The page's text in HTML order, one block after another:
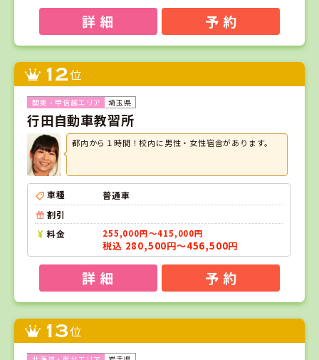
詳 細 予 約
12位
埼玉県
行田自動車教習所
都内から１時間！校内に男性・女性宿舎があります。
車種
普通車
割引
料金
255,000円～415,000円
税込 280,500円～456,500円
詳 細 予 約
13位